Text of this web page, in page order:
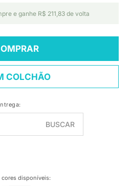
e ganhe R$ 211,83 de volta
COLCHÃO
BUSCAR
cores disponíveis: